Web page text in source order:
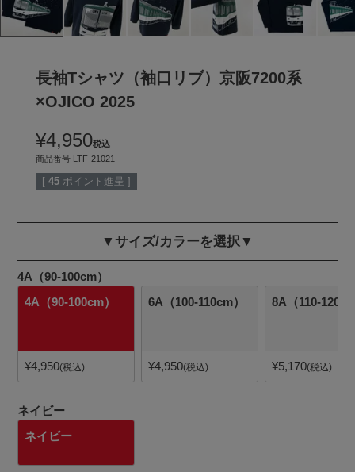
長袖Tシャツ（袖口リブ）京阪7200系
×OJICO 2025
¥4,950税込
商品番号 LTF-21021
[ 45 ポイント進呈 ]
▼サイズ/カラーを選択▼
4A（90-100cm）
4A（90-100cm）
¥4,950 税込
6A（100-110cm）
¥4,950 税込
8A（110-
¥5,170 税込
ネイビー
ネイビー